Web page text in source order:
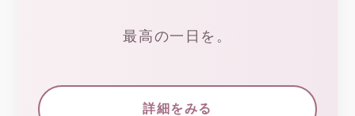
最高の一日を。
詳細をみる